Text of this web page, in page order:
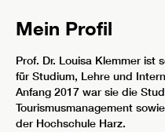
Mein Profil
Prof. Dr. Louisa Klemmer ist
für Studium, Lehre und
Anfang 2017 war sie die
Tourismusmanagement
der Hochschule Harz.